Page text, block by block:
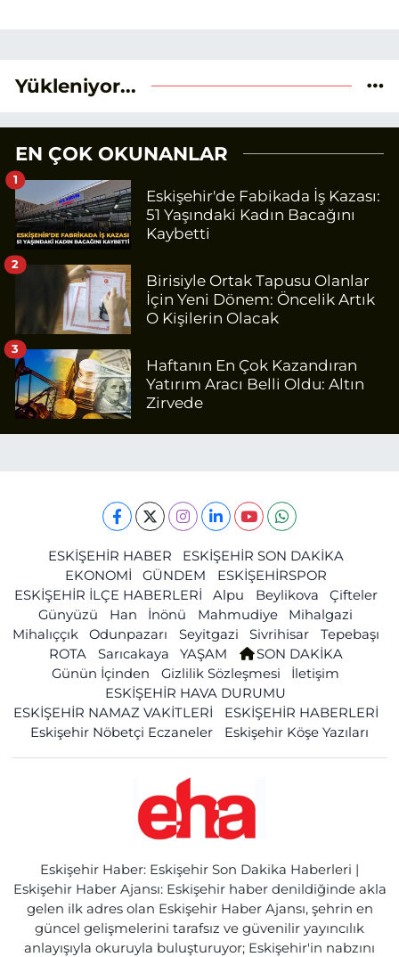
Yükleniyor...
EN ÇOK OKUNANLAR
Eskişehir'de Fabikada İş Kazası:
51 Yaşındaki Kadın Bacağını
Kaybetti
1
Birisiyle Ortak Tapusu Olanlar
İçin Yeni Dönem: Öncelik Artık
O Kişilerin Olacak
2
Haftanın En Çok Kazandıran
Yatırım Aracı Belli Oldu: Altın
Zirvede
3
ESKİŞEHİR HABER
ESKİŞEHİR SON DAKİKA
EKONOMİ
GÜNDEM
ESKİŞEHİRSPOR
ESKİŞEHİR İLÇE HABERLERİ
Alpu Beylikova
Çifteler
Günyüzü
Han İnönü Mahmudiye
Mihalgazi
Mihalıççık
Odunpazarı Seyitgazi Sivrihisar
Tepebaşı
ROTA
Sarıcakaya YAŞAM
SON DAKİKA
Günün İçinden
Gizlilik Sözleşmesi
İletişim
ESKİŞEHİR HAVA DURUMU
ESKİŞEHİR NAMAZ VAKİTLERİ
ESKİŞEHİR HABERLERİ
Eskişehir Nöbetçi Eczaneler
Eskişehir Köşe Yazıları
Eskişehir Haber: Eskişehir Son Dakika Haberleri |
Eskişehir Haber Ajansı: Eskişehir haber denildiğinde akla
gelen ilk adres olan Eskişehir Haber Ajansı, şehrin en
güncel gelişmelerini tarafsız ve güvenilir yayıncılık
anlayışıyla okuruyla buluşturuyor; Eskişehir'in nabzını